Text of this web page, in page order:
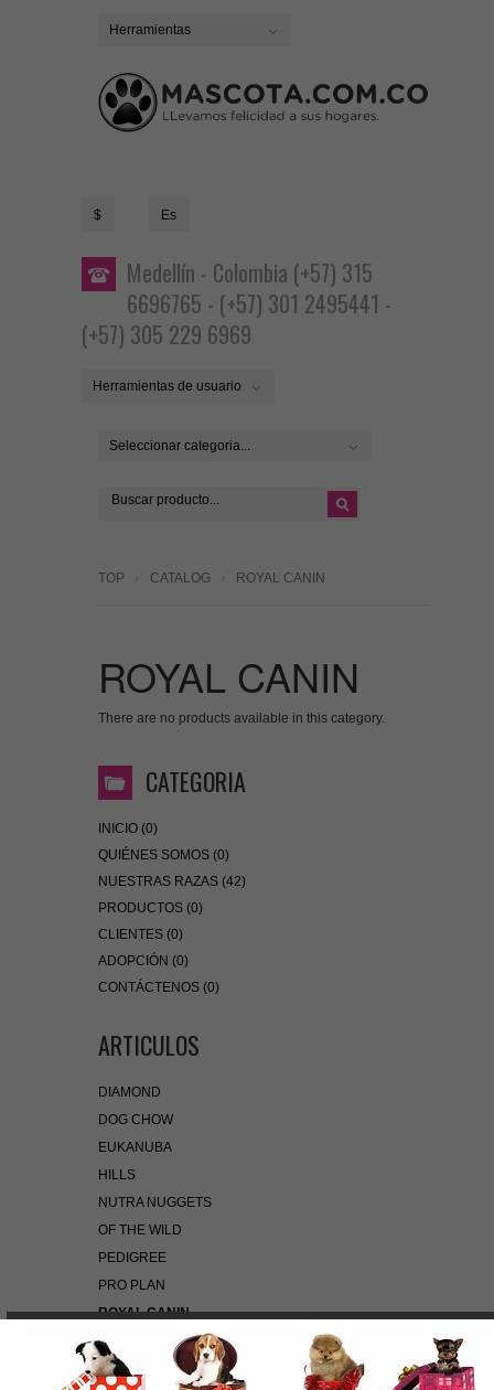
Herramientas
$ Es
Medellín - Colombia (+57) 315
6696765 - (+57) 301 2495441 -
(+57) 305 229 6969
Herramientas de usuario
Seleccionar categoria...
TOP CATALOG ROYAL CANIN
ROYAL CANIN
There are no products available in this category.
CATEGORIA
INICIO (0)
QUIÉNES SOMOS (0)
NUESTRAS RAZAS (42)
PRODUCTOS (0)
CLIENTES (0)
ADOPCIÓN (0)
CONTÁCTENOS (0)
ARTICULOS
DIAMOND
DOG CHOW
EUKANUBA
HILLS
NUTRA NUGGETS
OF THE WILD
PEDIGREE
PRO PLAN
ROYAL CANIN
BÚSQUEDA RÁPIDA